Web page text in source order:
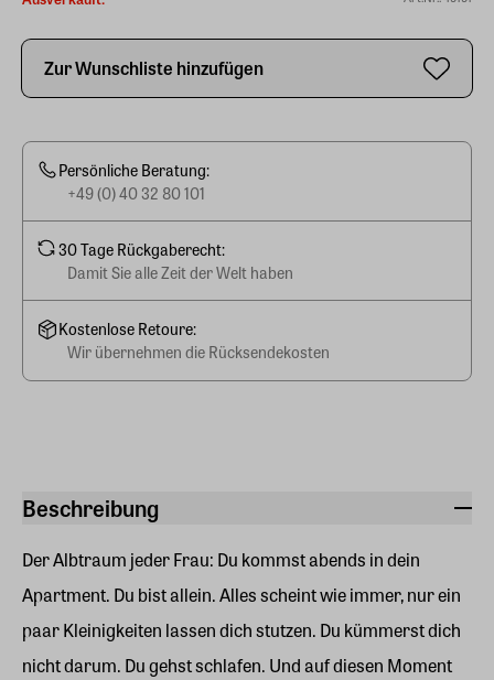
Beschreibung
Der Albtraum jeder Frau: Du kommst abends in dein
Apartment. Du bist allein. Alles scheint wie immer, nur ein
paar Kleinigkeiten lassen dich stutzen. Du kümmerst dich
nicht darum. Du gehst schlafen. Und auf diesen Moment
Zur Wunschliste hinzufügen
Persönliche Beratung:
+49 (0) 40 32 80 101
30 Tage Rückgaberecht:
Damit Sie alle Zeit der Welt haben
Kostenlose Retoure:
Wir übernehmen die Rücksendekosten